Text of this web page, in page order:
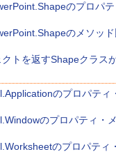
のプロパ
のメソッ
トを返すShapeクラス
のプロパティ
のプロパティ・
のプロパティ